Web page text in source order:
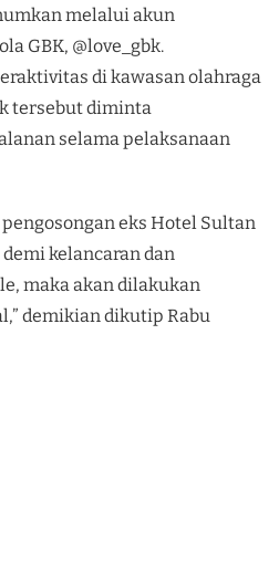
melalui akun
GBK, @love_gbk.
di kawasan olahraga
tersebut diminta
selama pelaksanaan
eks Hotel Sultan
demi kelancaran dan
maka akan dilakukan
demikian dikutip Rabu